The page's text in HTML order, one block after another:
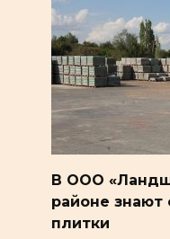
В ООО
районе
плитки